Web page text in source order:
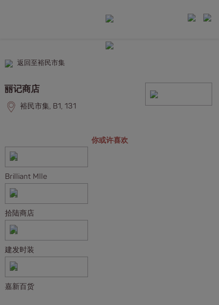
返回至裕民市集
丽记商店
裕民市集, B1, 131
你或许喜欢
Brilliant Mlle
拾陆商店
建发时装
嘉新百货